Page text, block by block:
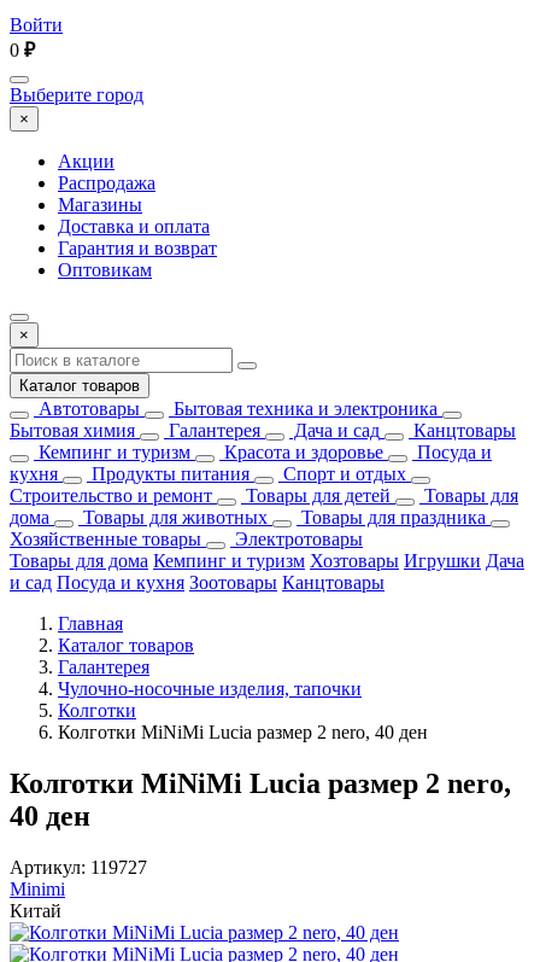
Войти
0 ₽
Выберите город
×
Акции
Распродажа
Магазины
Доставка и оплата
Гарантия и возврат
Оптовикам
×
Каталог товаров
Автотовары
Бытовая техника и электроника
Бытовая химия
Галантерея Дача и сад
Канцтовары
Кемпинг и туризм
Красота и здоровье
Посуда и
кухня
Продукты питания
Спорт и отдых
Строительство и ремонт
Товары для детей
Товары для
дома
Товары для животных
Товары для праздника
Хозяйственные товары
Электротовары
Товары для дома Кемпинг и туризм Хозтовары Игрушки Дача
и сад Посуда и кухня Зоотовары Канцтовары
Главная
Каталог товаров
Галантерея
Чулочно-носочные изделия, тапочки
Колготки
Колготки MiNiMi Lucia размер 2 nero, 40 ден
Колготки MiNiMi Lucia размер 2 nero,
40 ден
Артикул: 119727
Minimi
Китай